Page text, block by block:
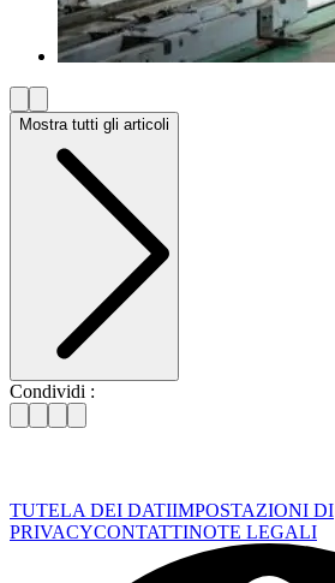
Mostra tutti gli articoli
Condividi :
TUTELA DEI DATIIMPOSTAZIONI DI
PRIVACYCONTATTINOTE LEGALI